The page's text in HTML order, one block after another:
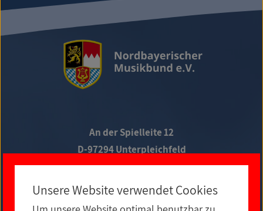
An der Spielleite 12
D-97294 Unterpleichfeld
Telefon +49 9367 988 689-0
Unsere Website verwendet Cookies